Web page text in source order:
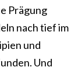
Prägung
nach tief im
und
Und